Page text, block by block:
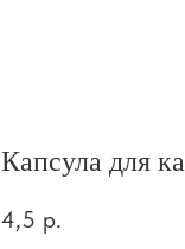
Капсула для
4,5 р.